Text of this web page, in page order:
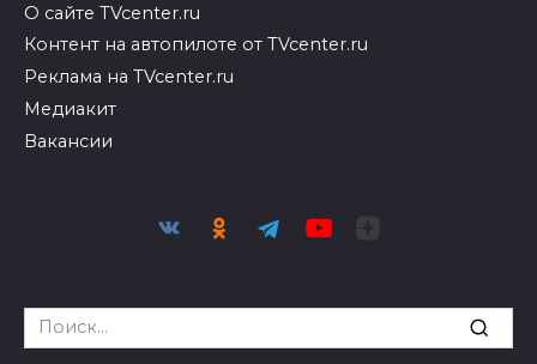
О сайте TVcenter.ru
Контент на автопилоте от TVcenter.ru
Реклама на TVcenter.ru
Медиакит
Вакансии
Search
for: